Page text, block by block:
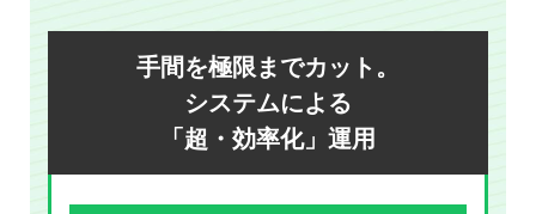
手間を極限までカット。
システムによる
「超・効率化」運用